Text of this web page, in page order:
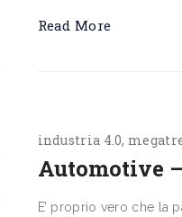
Read More
industria 4.0
Automotive
E’ proprio vero che la